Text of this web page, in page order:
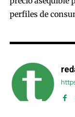
perfiles de